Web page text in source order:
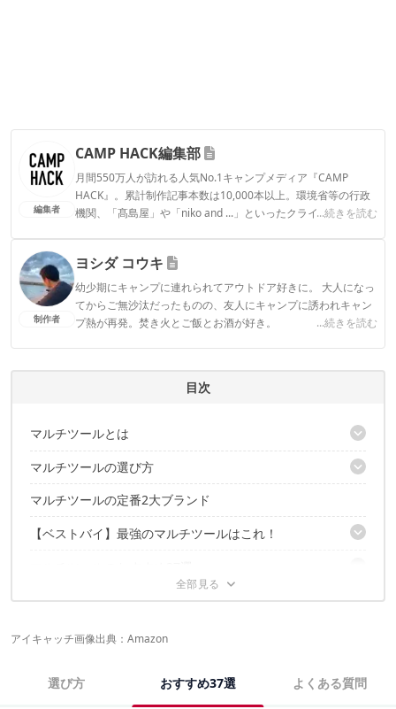
編集者
CAMP HACK編集部
月間550万人が訪れる人気No.1キャンプメディア『CAMP
HACK』。累計制作記事本数は10,000本以上。環境省等の行政
機関、「髙島屋」や「niko and ...」といったクライアントとの
...続きを読む
CAMP HACK編集部のプロフィール
制作者
ヨシダ コウキ
幼少期にキャンプに連れられてアウトドア好きに。 大人になっ
てからご無沙汰だったものの、友人にキャンプに誘われキャン
プ熱が再発。焚き火とご飯とお酒が好き。
...続きを読む
ヨシダ コウキのプロフィール
目次
マルチツールとは
十徳ナイフとはどう違うの？
マルチツールの選び方
①種類｜キャンプやDIYなど目的によって選ぼう
②機能｜メイン機能とツールの数を把握してシーンに合わせて選
ぼう
④安全性｜ロック機能付きのモデルを選ぶのがベター
マルチツールの定番2大ブランド
【ベストバイ】最強のマルチツールはこれ！
【日常でも使いやすい】レザーマン ウィングマン
アーミーナイフのおすすめ20選
カード・カラビナタイプのおすすめ5選
マルチツールのメンテナンス方法
マルチツールのよくある質問
マルチツールの中のパーツは増やせる？
アイキャッチ画像出典： Amazon
選び方 おすすめ37選 よくある質問